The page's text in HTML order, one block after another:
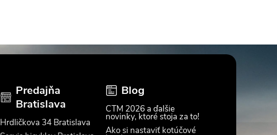
Predajňa
Bratislava
Hrdličkova 34 Bratislava
Blog
CTM 2026 a ďalšie
novinky, ktoré stoja za to!
Ako si nastaviť kotúčové